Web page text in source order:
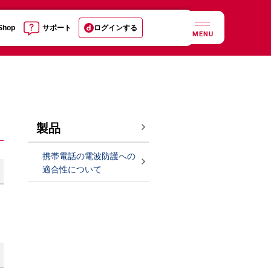
サポート ログインする
MENU
製品
携帯電話の電波防護への
適合性について